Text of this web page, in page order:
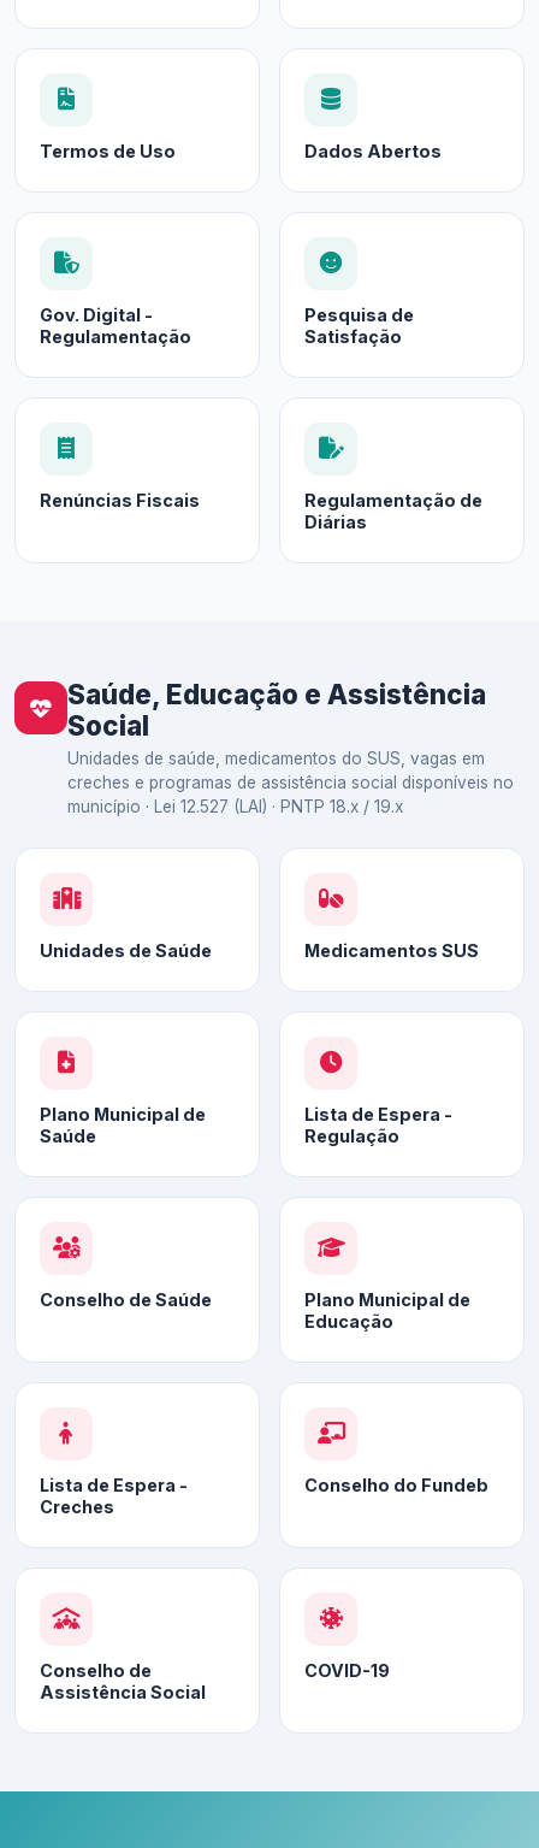
Termos de Uso Dados Abertos
Gov. Digital -
Regulamentação
Pesquisa de
Satisfação
Renúncias Fiscais
Regulamentação de
Diárias
Saúde, Educação e Assistência
Social
Unidades de saúde, medicamentos do SUS, vagas em
creches e programas de assistência social disponíveis no
município · Lei 12.527 (LAI) · PNTP 18.x / 19.x
Unidades de Saúde Medicamentos SUS
Plano Municipal de
Saúde
Lista de Espera -
Regulação
Conselho de Saúde
Plano Municipal de
Educação
Lista de Espera -
Creches
Conselho do Fundeb
Conselho de
Assistência Social
COVID-19